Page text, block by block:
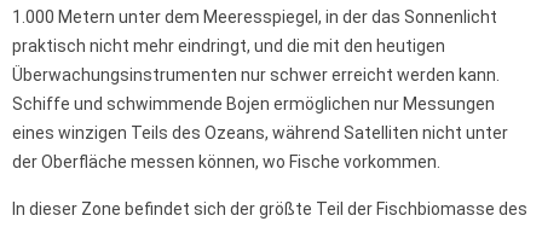
1.000 Metern unter dem Meeresspiegel, in der das Sonnenlicht
praktisch nicht mehr eindringt, und die mit den heutigen
Überwachungsinstrumenten nur schwer erreicht werden kann.
Schiffe und schwimmende Bojen ermöglichen nur Messungen
eines winzigen Teils des Ozeans, während Satelliten nicht unter
der Oberfläche messen können, wo Fische vorkommen.
In dieser Zone befindet sich der größte Teil der Fischbiomasse des